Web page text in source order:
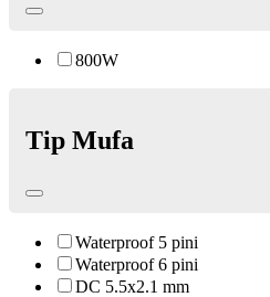
800W
Tip Mufa
Waterproof 5 pini
Waterproof 6 pini
DC 5.5x2.1 mm